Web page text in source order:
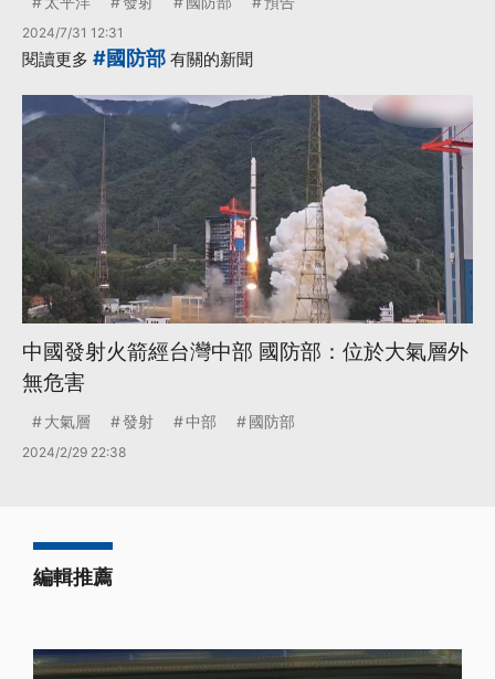
2024/7/31 12:31
閱讀更多 #國防部 有關的新聞
中國發射火箭經台灣中部 國防部：位於大氣層外
無危害
大氣層 發射 中部 國防部
2024/2/29 22:38
編輯推薦